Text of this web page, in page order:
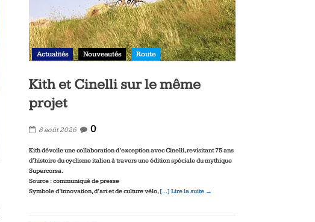
Actualités Nouveautés Route
Kith et Cinelli sur le même
projet
8 août 2026 0
Kith dévoile une collaboration d’exception avec Cinelli, revisitant 75 ans
d’histoire du cyclisme italien à travers une édition spéciale du mythique
Supercorsa.
Source : communiqué de presse
Symbole d’innovation, d’art et de culture vélo, […] Lire la suite →